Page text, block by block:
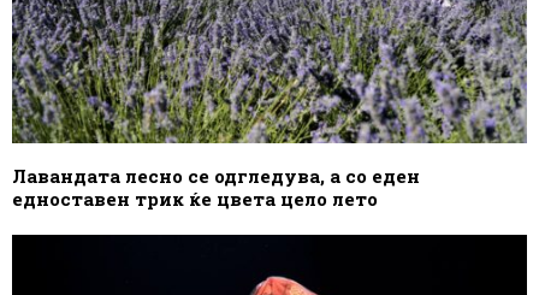
Лавандата лесно се одгледува, а со еден
едноставен трик ќе цвета цело лето